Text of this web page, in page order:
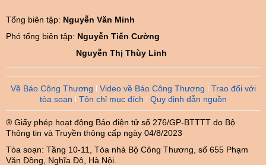
Tổng biên tập: Nguyễn Văn Minh
Phó tổng biên tập: Nguyễn Tiến Cường
Nguyễn Thị Thùy Linh
Về Báo Công Thương Video về Báo Công Thương
Trao đổi với
tòa soạn
Tôn chỉ mục đích Quy định dẫn nguồn
® Giấy phép hoạt động Báo điện tử số 276/GP-BTTTT do Bộ
Thông tin và Truyền thông cấp ngày 04/8/2023
Tòa soạn: Tầng 10-11, Tòa nhà Bộ Công Thương, số 655 Phạm
Văn Đồng, Nghĩa Đô, Hà Nội.